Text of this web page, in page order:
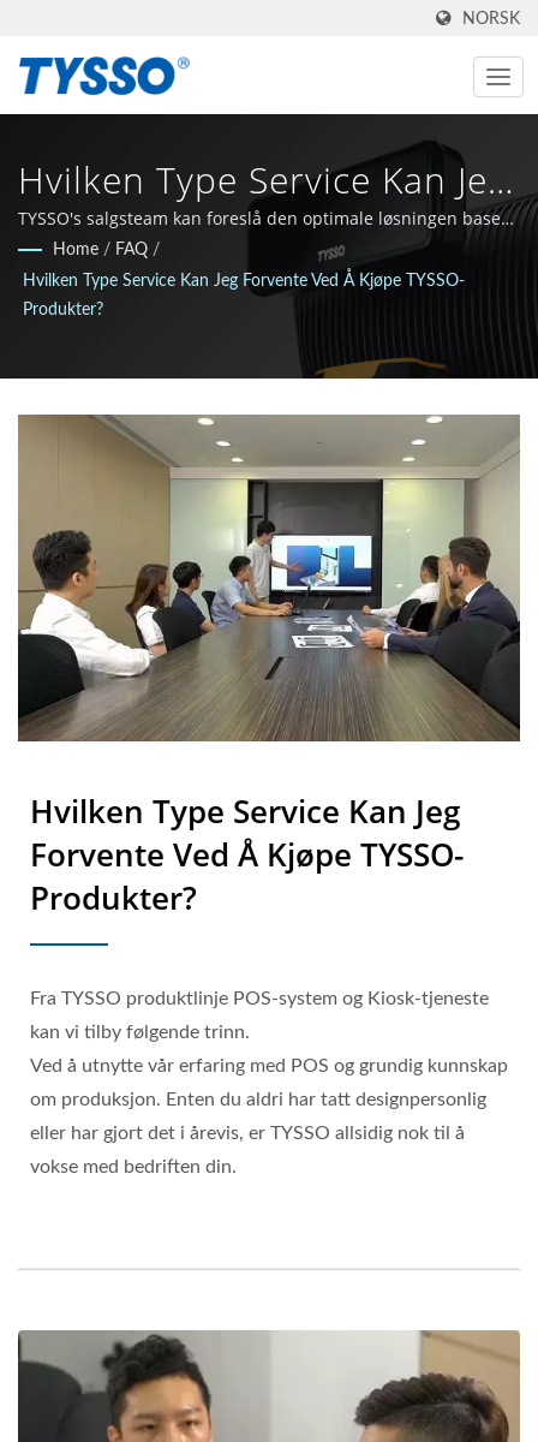
NORSK
Hvilken Type Service Kan Jeg
Forvente Ved Å Kjøpe TYSSO
Produkter? | Alt-I-Ett-
Løsning For POS & Auto-ID-
Løsninger | FAMETECH INC
TYSSO's salgsteam kan foreslå den optimale løsningen basert
på kundenes behov.
Home / FAQ /
Hvilken Type Service Kan Jeg Forvente Ved Å Kjøpe TYSSO-
Produkter?
Hvilken Type Service Kan Jeg
Forvente Ved Å Kjøpe TYSSO-
Produkter?
Fra TYSSO produktlinje POS-system og Kiosk-tjeneste
kan vi tilby følgende trinn.
Ved å utnytte vår erfaring med POS og grundig kunnskap
om produksjon. Enten du aldri har tatt designpersonlig
eller har gjort det i årevis, er TYSSO allsidig nok til å
vokse med bedriften din.